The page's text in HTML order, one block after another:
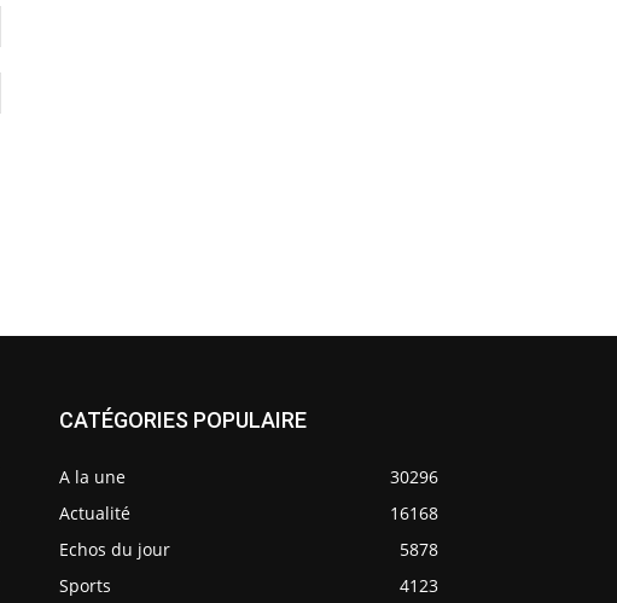
CATÉGORIES POPULAIRE
A la une
30296
Actualité
16168
Echos du jour
5878
Sports
4123